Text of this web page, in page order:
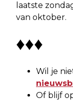
laatste
van oktober.
♦♦♦
Wil je
Of blijf